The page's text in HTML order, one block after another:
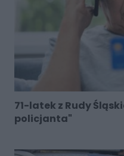
71-latek z Rudy
policjanta"